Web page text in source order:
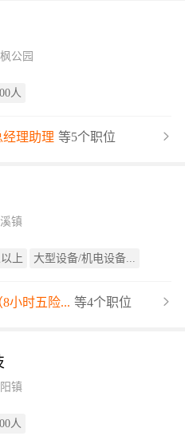
公园
人
理助理 等5个职位
镇
上 大型设备/机电设备...
小时五险... 等4个职位
镇
人